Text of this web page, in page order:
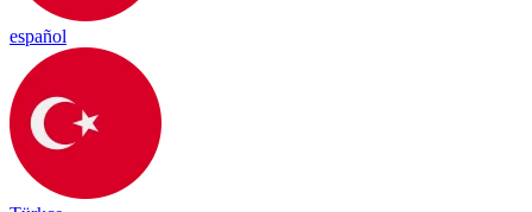
español